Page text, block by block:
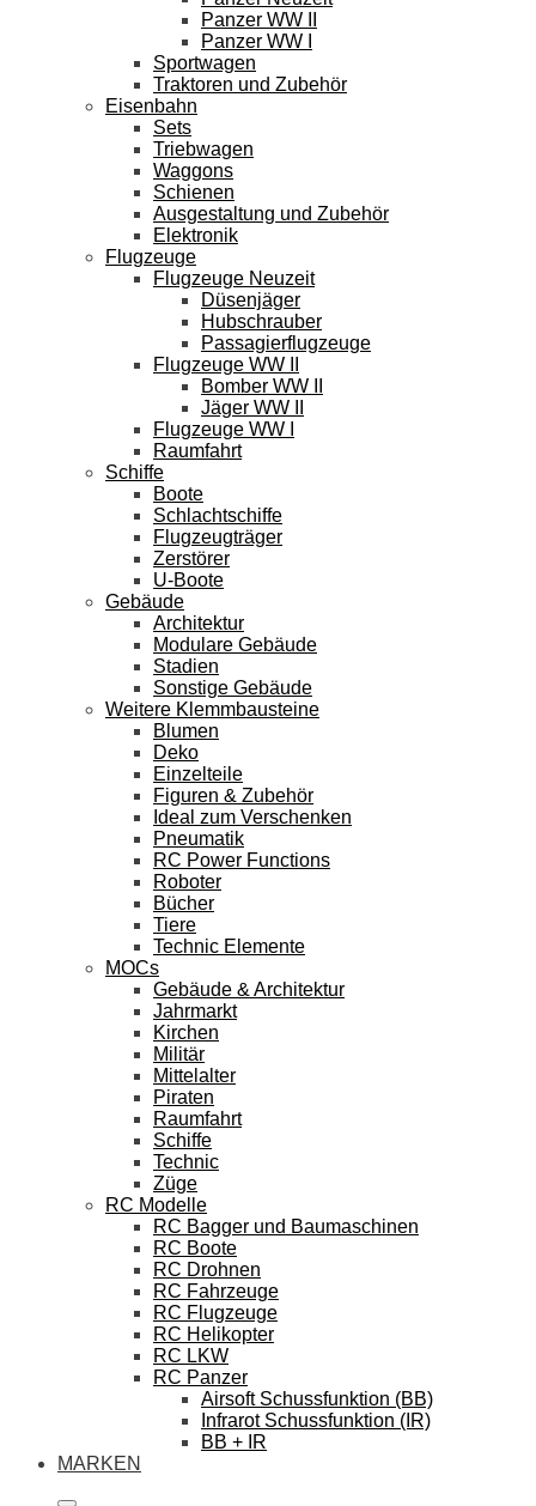
Panzer WW II
Panzer WW I
Sportwagen
Traktoren und Zubehör
Eisenbahn
Sets
Triebwagen
Waggons
Schienen
Ausgestaltung und Zubehör
Elektronik
Flugzeuge
Flugzeuge Neuzeit
Düsenjäger
Hubschrauber
Passagierflugzeuge
Flugzeuge WW II
Bomber WW II
Jäger WW II
Flugzeuge WW I
Raumfahrt
Schiffe
Boote
Schlachtschiffe
Flugzeugträger
Zerstörer
U-Boote
Gebäude
Architektur
Modulare Gebäude
Stadien
Sonstige Gebäude
Weitere Klemmbausteine
Blumen
Deko
Einzelteile
Figuren & Zubehör
Ideal zum Verschenken
Pneumatik
RC Power Functions
Roboter
Bücher
Tiere
Technic Elemente
MOCs
Gebäude & Architektur
Jahrmarkt
Kirchen
Militär
Mittelalter
Piraten
Raumfahrt
Schiffe
Technic
Züge
RC Modelle
RC Bagger und Baumaschinen
RC Boote
RC Drohnen
RC Fahrzeuge
RC Flugzeuge
RC Helikopter
RC LKW
RC Panzer
Airsoft Schussfunktion (BB)
Infrarot Schussfunktion (IR)
BB + IR
MARKEN